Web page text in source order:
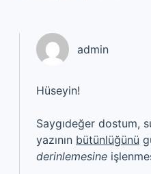
admin
Hüseyin!
Saygıdeğer dostum,
yazının bütünlüğünü
derinlemesine